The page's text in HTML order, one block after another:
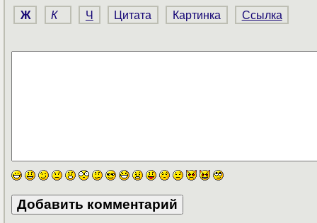
Ж К Ч Цитата Картинка Ссылка